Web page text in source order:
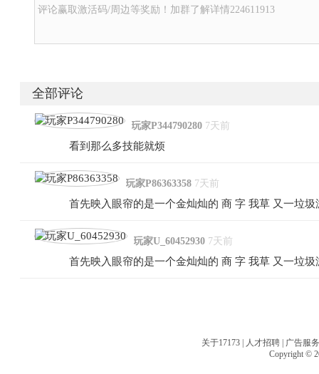
评论赢取激活码/周边等奖励！加群了解详情224611913
全部评论
玩家P344790280 7天前
看到那么多技能就烦
玩家P86363358 7天前
首先映入眼帘的是一个金灿灿的 商 字 我草 又一垃圾
玩家U_60452930 7天前
首先映入眼帘的是一个金灿灿的 商 字 我草 又一垃圾
关于17173 | 人才招聘 | 广告服务
Copyright ©